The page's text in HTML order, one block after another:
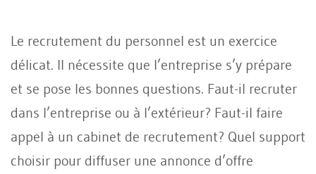
Le recrutement du personnel est un exercice
délicat. Il nécessite que l’entreprise s’y prépare
et se pose les bonnes questions. Faut-il recruter
dans l’entreprise ou à l’extérieur? Faut-il faire
appel à un cabinet de recrutement? Quel support
choisir pour diffuser une annonce d’offre